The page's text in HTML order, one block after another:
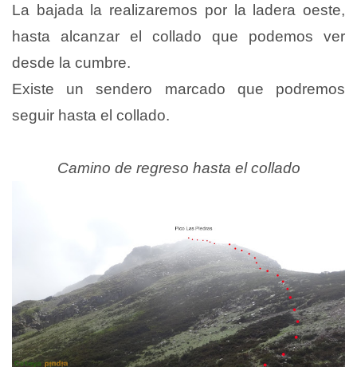
La bajada la realizaremos por la ladera oeste,
hasta alcanzar el collado que podemos ver
desde la cumbre.
Existe un sendero marcado que podremos
seguir hasta el collado.
Camino de regreso hasta el collado